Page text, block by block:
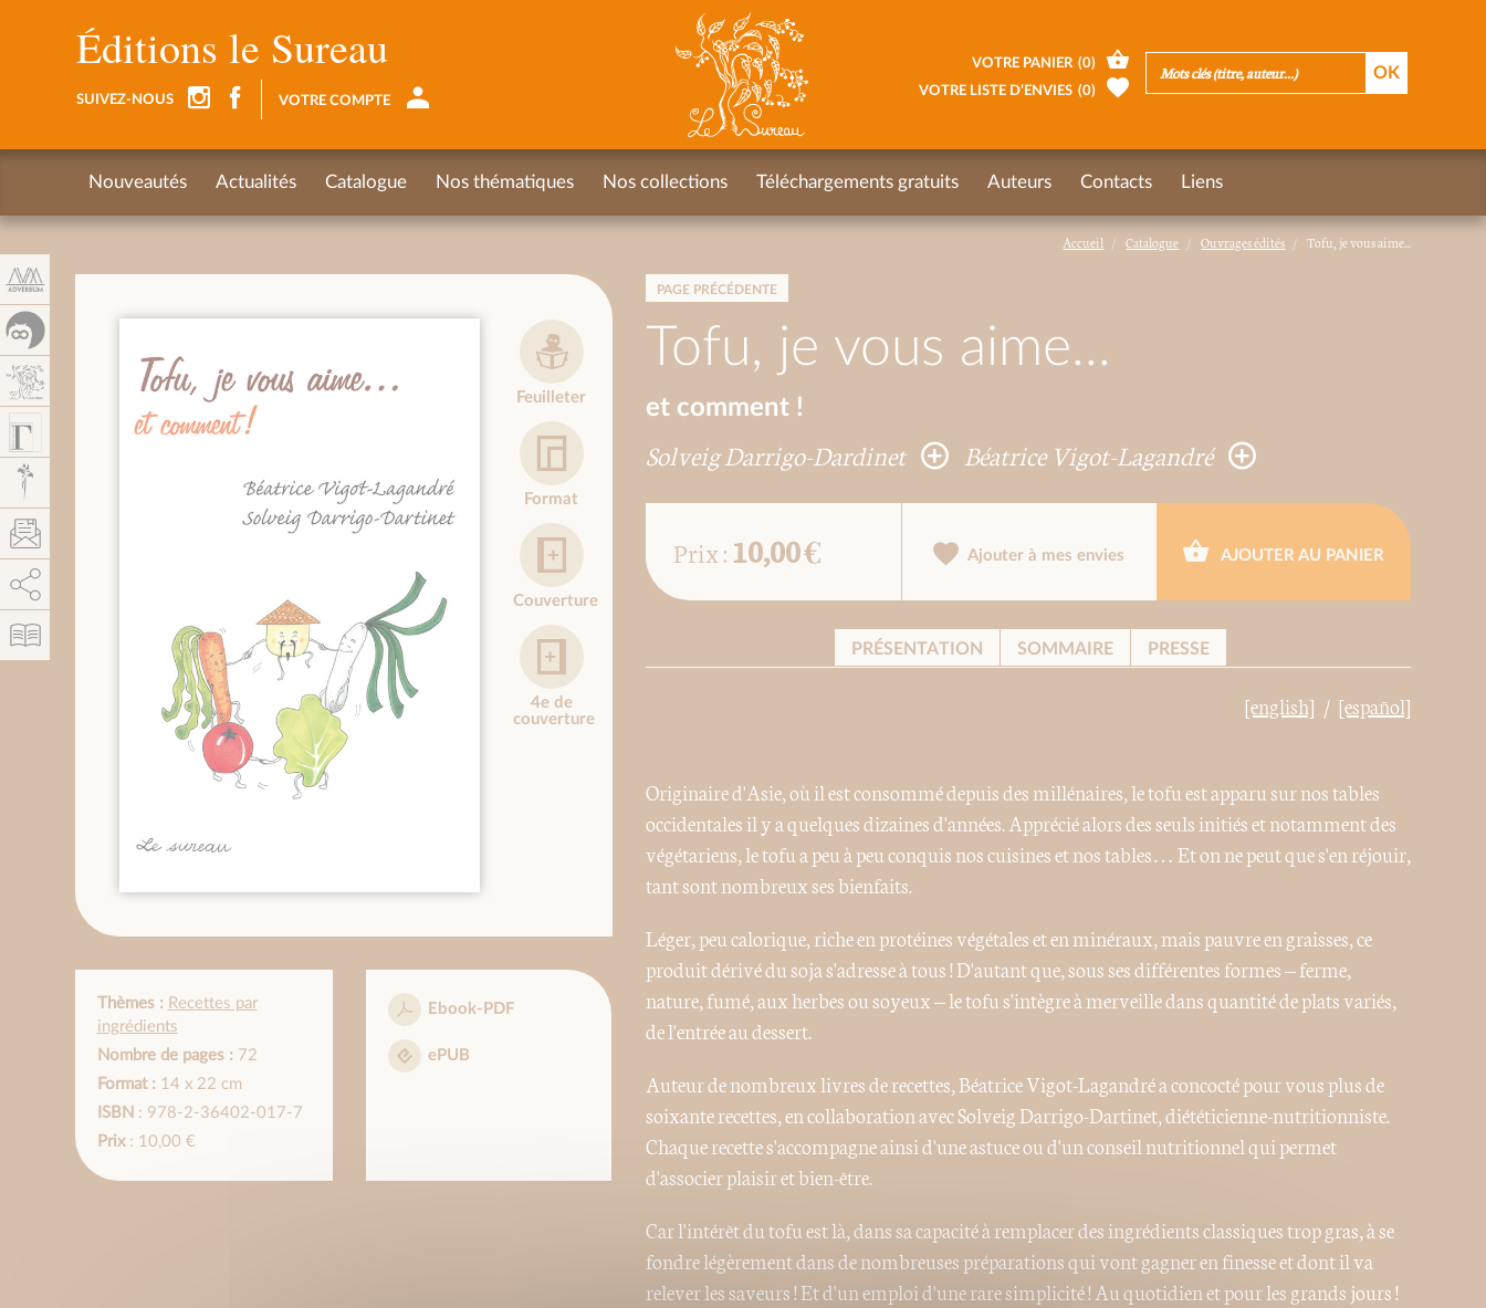
Accueil Catalogue Ouvrages édités Tofu, je vous aime...
PAGE PRÉCÉDENTE
Tofu, je vous aime...
et comment !
Solveig Darrigo-Dardinet Béatrice Vigot-Lagandré
Feuilleter
Format
Couverture
4e de
couverture
Thèmes : Recettes par
ingrédients
Nombre de pages :72
Format :14 x 22 cm
ISBN : 978-2-36402-017-7
Prix: 10,00 €
Ebook-PDF
ePUB
Prix : 10,00 € Ajouter à mes envies AJOUTER AU PANIER
PRÉSENTATION SOMMAIRE PRESSE
[english] [español]
Originaire d'Asie, où il est consommé depuis des millénaires, le tofu est apparu sur nos tables
occidentales il y a quelques dizaines d'années. Apprécié alors des seuls initiés et notamment des
végétariens, le tofu a peu à peu conquis nos cuisines et nos tables… Et on ne peut que s'en réjouir,
tant sont nombreux ses bienfaits.
Léger, peu calorique, riche en protéines végétales et en minéraux, mais pauvre en graisses, ce
produit dérivé du soja s'adresse à tous ! D'autant que, sous ses différentes formes – ferme,
nature, fumé, aux herbes ou soyeux – le tofu s'intègre à merveille dans quantité de plats variés,
de l'entrée au dessert.
Auteur de nombreux livres de recettes, Béatrice Vigot-Lagandré a concocté pour vous plus de
soixante recettes, en collaboration avec Solveig Darrigo-Dartinet, diététicienne-nutritionniste.
Chaque recette s'accompagne ainsi d'une astuce ou d'un conseil nutritionnel qui permet
d'associer plaisir et bien-être.
Car l'intérêt du tofu est là, dans sa capacité à remplacer des ingrédients classiques trop gras, à se
fondre légèrement dans de nombreuses préparations qui vont gagner en finesse et dont il va
relever les saveurs ! Et d'un emploi d'une rare simplicité ! Au quotidien et pour les grands jours !
Éditions le Sureau
SUIVEZ-NOUS VOTRE COMPTE
VOTRE PANIER (0)
VOTRE LISTE D’ENVIES (0)
Nouveautés Actualités Catalogue Nos thématiques Nos collections Téléchargements gratuits Auteurs Contacts Liens